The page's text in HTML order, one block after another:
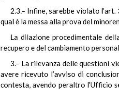
2.3.– Infine, sarebbe violato
qual è la messa alla prova del
La dilazione procedimentale
recupero e del cambiamento
3.– La rilevanza delle questioni
avere ricevuto l’avviso di
contesta, avendo peraltro l’Ufficio